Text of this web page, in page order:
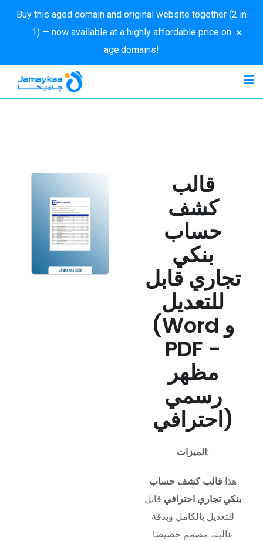
Buy this aged domain and original website together (2 in
1) — now available at a highly affordable price on
age.domains!
×
قالب
كشف
حساب
بنكي
تجاري قابل
للتعديل
(Word و
PDF -
مظهر
رسمي
احترافي)
الميزات:
هذا قالب كشف حساب
بنكي تجاري احترافي قابل
للتعديل بالكامل وبدقة
عالية، مصمم خصيصًا